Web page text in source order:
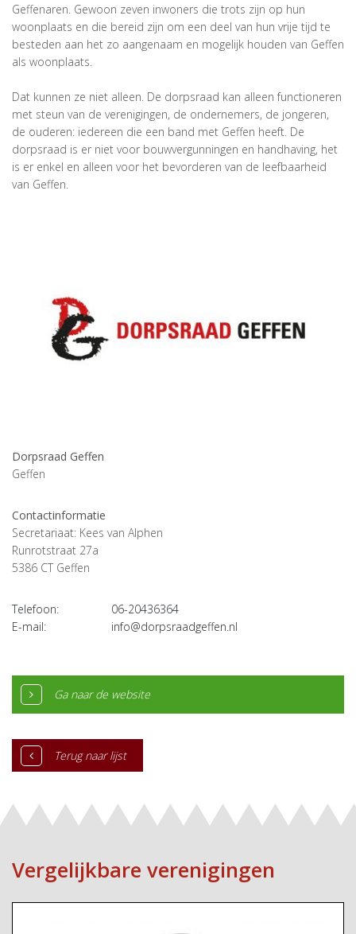
Geffenaren. Gewoon zeven inwoners die trots zijn op hun
woonplaats en die bereid zijn om een deel van hun vrije tijd te
besteden aan het zo aangenaam en mogelijk houden van Geffen
als woonplaats.
Dat kunnen ze niet alleen. De dorpsraad kan alleen functioneren
met steun van de verenigingen, de ondernemers, de jongeren,
de ouderen: iedereen die een band met Geffen heeft. De
dorpsraad is er niet voor bouwvergunningen en handhaving, het
is er enkel en alleen voor het bevorderen van de leefbaarheid
van Geffen.
Dorpsraad Geffen
Geffen
Contactinformatie
Secretariaat: Kees van Alphen
Runrotstraat 27a
5386 CT Geffen
Telefoon:
06-20436364
E-mail:
info@dorpsraadgeffen.nl
Ga naar de website
Terug naar lijst
Vergelijkbare verenigingen